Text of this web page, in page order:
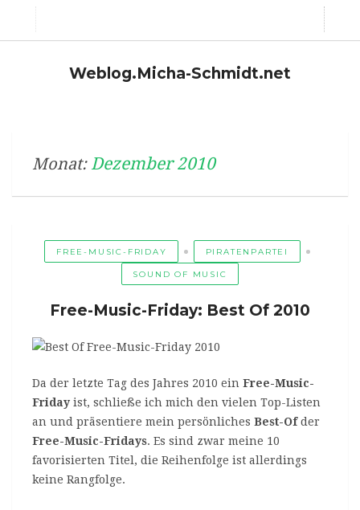
Weblog.Micha-Schmidt.net
Monat: Dezember 2010
FREE-MUSIC-FRIDAY PIRATENPARTEI
SOUND OF MUSIC
Free-Music-Friday: Best Of 2010
Da der letzte Tag des Jahres 2010 ein Free-Music-
Friday ist, schließe ich mich den vielen Top-Listen
an und präsentiere mein persönliches Best-Ofder
Free-Music-Fridays. Es sind zwar meine 10
favorisierten Titel, die Reihenfolge ist allerdings
keine Rangfolge.